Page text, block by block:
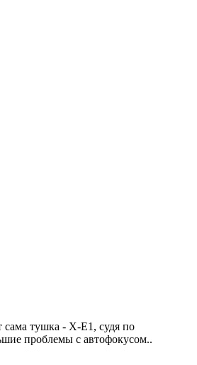
тушка - X-E1, судя по
проблемы с автофокусом..